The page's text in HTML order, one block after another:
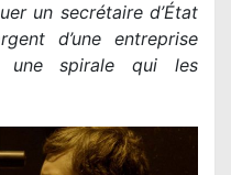
un secrétaire d’État
d’une entreprise
une spirale qui les